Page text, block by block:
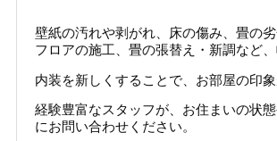
壁紙の汚れや剥がれ、床の傷み、畳の
フロアの施工、畳の張替え・新調など
内装を新しくすることで、お部屋の印
経験豊富なスタッフが、お住まいの状
にお問い合わせください。